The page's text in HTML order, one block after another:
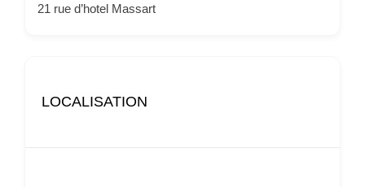
21 rue d’hotel Massart
LOCALISATION